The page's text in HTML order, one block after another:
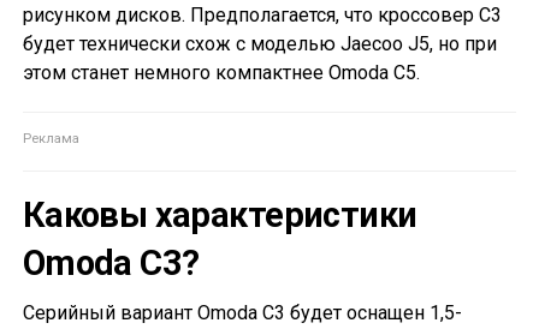
рисунком дисков. Предполагается, что кроссовер C3
будет технически схож с моделью Jaecoo J5, но при
этом станет немного компактнее Omoda C5.
Каковы характеристики
Omoda C3?
Серийный вариант Omoda C3 будет оснащен 1,5-